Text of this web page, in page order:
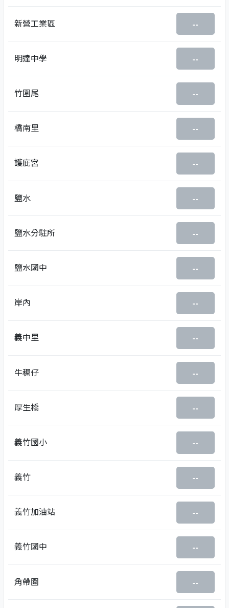
新營工業區 --
明達中學 --
竹圍尾 --
橋南里 --
護庇宮 --
鹽水 --
鹽水分駐所 --
鹽水國中 --
岸內 --
義中里 --
牛稠仔 --
厚生橋 --
義竹國小 --
義竹 --
義竹加油站 --
義竹國中 --
角帶圍 --